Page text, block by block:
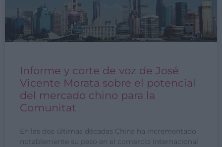
Informe y corte de voz de José
Vicente Morata sobre el potencial
del mercado chino para la
Comunitat
En las dos últimas décadas China ha incrementado
notablemente su peso en el comercio internacional